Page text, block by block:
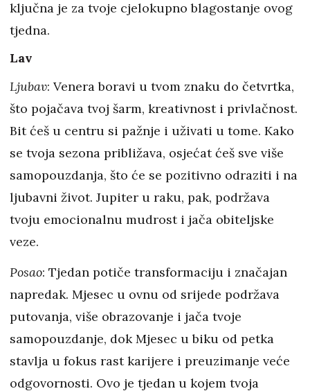
ključna je za tvoje cjelokupno blagostanje ovog
tjedna.
Lav
Ljubav: Venera boravi u tvom znaku do četvrtka,
što pojačava tvoj šarm, kreativnost i privlačnost.
Bit ćeš u centru si pažnje i uživati u tome. Kako
se tvoja sezona približava, osjećat ćeš sve više
samopouzdanja, što će se pozitivno odraziti i na
ljubavni život. Jupiter u raku, pak, podržava
tvoju emocionalnu mudrost i jača obiteljske
veze.
Posao: Tjedan potiče transformaciju i značajan
napredak. Mjesec u ovnu od srijede podržava
putovanja, više obrazovanje i jača tvoje
samopouzdanje, dok Mjesec u biku od petka
stavlja u fokus rast karijere i preuzimanje veće
odgovornosti. Ovo je tjedan u kojem tvoja